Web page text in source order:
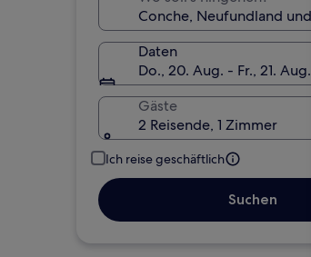
Daten
Do., 20. Aug. - Fr., 21. Aug.
Gäste
2 Reisende, 1 Zimmer
Ich reise geschäftlich
Suchen